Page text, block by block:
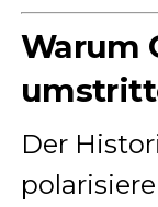
Warum
Der